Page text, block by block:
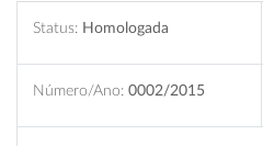
Status: Homologada
Número/Ano: 0002/2015